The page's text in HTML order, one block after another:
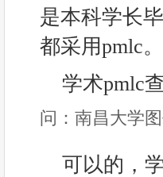
是本科学长
都采用pmlc。
学术pmlc
问：南昌大学
可以的，